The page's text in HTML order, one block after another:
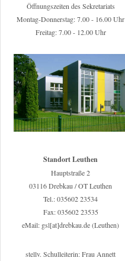
Öffnungszeiten des Sekretariats
Montag-Donnerstag: 7.00 - 16.00 Uhr
Freitag: 7.00 - 12.00 Uhr
Standort Leuthen
Hauptstraße 2
03116 Drebkau / OT Leuthen
Tel.: 035602 23534
Fax: 035602 23535
eMail: gsl[at]drebkau.de (Leuthen)
stellv. Schulleiterin: Frau Annett